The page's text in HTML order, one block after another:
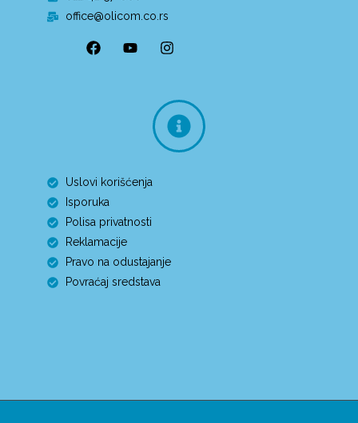
office@olicom.co.rs
Uslovi korišćenja
Isporuka
Polisa privatnosti
Reklamacije
Pravo na odustajanje
Povraćaj sredstava